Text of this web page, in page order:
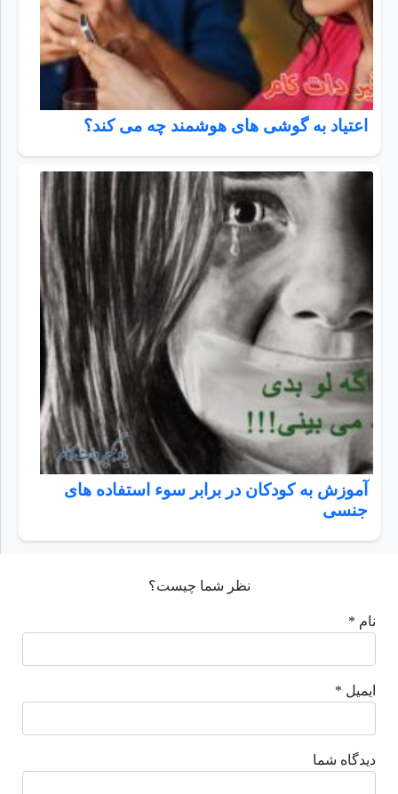
اعتیاد به گوشی های هوشمند چه می کند؟
آموزش به کودکان در برابر سوء استفاده های
جنسی
نظر شما چیست؟
نام *
ایمیل *
دیدگاه شما